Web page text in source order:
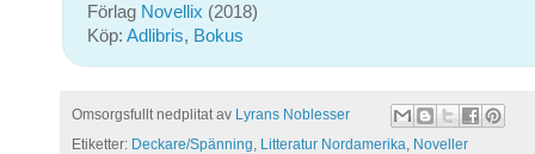
Förlag Novellix (2018)
Köp: Adlibris, Bokus
Omsorgsfullt nedplitat av Lyrans Noblesser
Etiketter: Deckare/Spänning, Litteratur Nordamerika, Noveller